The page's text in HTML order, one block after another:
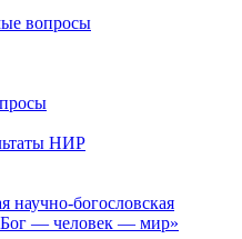
вопросы
НИР
научно-богословская
— человек — мир»